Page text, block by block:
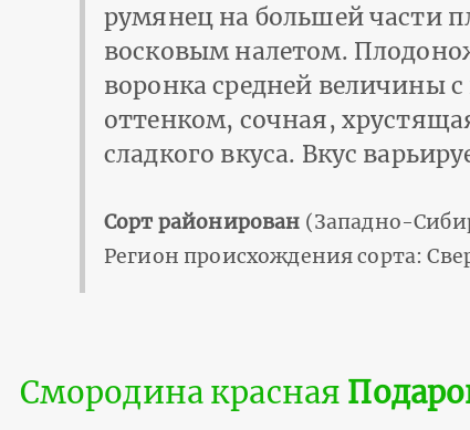
румянец на большей части
восковым налетом.
воронка средней величины
оттенком, сочная,
сладкого вкуса. Вкус
Сорт районирован (Западно-
Регион происхождения сорта:
Смородина красная